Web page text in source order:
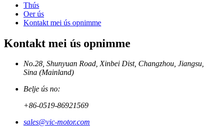
Thús
Oer ús
Kontakt mei ús opnimme
Kontakt mei ús opnimme
No.28, Shunyuan Road, Xinbei Dist, Changzhou, Jiangsu,
Sina (Mainland)
Belje ús no:
+86-0519-86921569
sales@vic-motor.com